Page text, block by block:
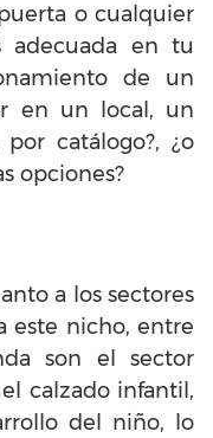
o cualquier
adecuada en tu
de un
en un local, un
catálogo?, ¿o
opciones?
a los sectores
este nicho, entre
son el sector
calzado infantil,
del niño, lo